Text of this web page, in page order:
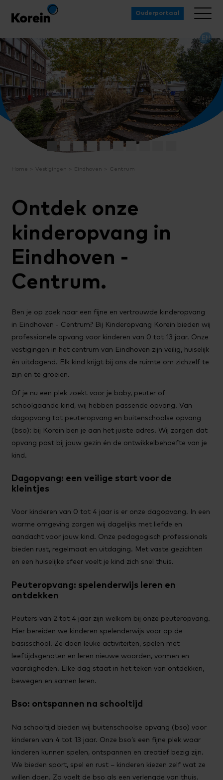
EN
Ouderportaal
Home Vestigingen Eindhoven Centrum
Ontdek onze
kinderopvang in
Eindhoven -
Centrum.
Ben je op zoek naar een fijne en vertrouwde kinderopvang
in Eindhoven - Centrum? Bij Kinderopvang Korein bieden wij
professionele opvang voor kinderen van 0 tot 13 jaar. Onze
vestigingen in het centrum van Eindhoven zijn veilig, huiselijk
én uitdagend. Elk kind krijgt bij ons de ruimte om zichzelf te
zijn en te groeien.
Of je nu een plek zoekt voor je baby, peuter of
schoolgaande kind, wij hebben passende opvang. Van
dagopvang tot peuteropvang en buitenschoolse opvang
(bso): bij Korein ben je aan het juiste adres. Wij zorgen dat
opvang past bij jouw gezin én de ontwikkelbehoefte van je
kind.
Dagopvang: een veilige start voor de
kleintjes
Voor kinderen van 0 tot 4 jaar is er onze dagopvang. In een
warme omgeving zorgen wij dagelijks met liefde en
aandacht voor jouw kind. Onze pedagogisch professionals
bieden rust, regelmaat en uitdaging. Met vaste gezichten
en een huiselijke sfeer voelt je kind zich snel thuis.
Peuteropvang: spelenderwijs leren en
ontdekken
Peuters van 2 tot 4 jaar zijn welkom bij onze peuteropvang.
Hier bereiden we kinderen spelenderwijs voor op de
basisschool. Ze doen leuke activiteiten, spelen met
leeftijdsgenoten en leren nieuwe woorden, vormen en
vaardigheden. Elke dag staat in het teken van ontdekken,
bewegen en samen leren.
Bso: ontspannen na schooltijd
Na schooltijd bieden wij buitenschoolse opvang (bso) voor
kinderen van 4 tot 13 jaar. Onze bso’s een fijne plek waar
kinderen kunnen spelen, ontspannen en creatief bezig zijn.
We bieden sport, spel en rust – kinderen kiezen zelf wat ze
willen doen. Zo voelt de bso als een verlengde van thuis.